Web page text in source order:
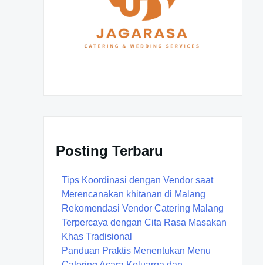
Posting Terbaru
Tips Koordinasi dengan Vendor saat
Merencanakan khitanan di Malang
Rekomendasi Vendor Catering Malang
Terpercaya dengan Cita Rasa Masakan
Khas Tradisional
Panduan Praktis Menentukan Menu